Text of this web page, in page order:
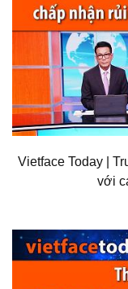
Vietface Today |
với